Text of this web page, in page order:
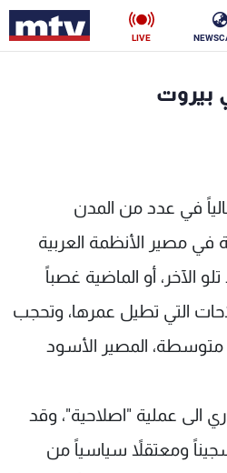
LIVE
بيروت
في عدد من المدن
في مصير الأنظمة العربية
الآخر، أو الماضية غصباً
التي تطيل عمرها، وتحجب
متوسطة، المصير الأسود
الى عملية "اصلاحية"، وقد
أنه اطلق نحو 270 سجيناً ومعتقلاً سياسياً من
فن
رياضة